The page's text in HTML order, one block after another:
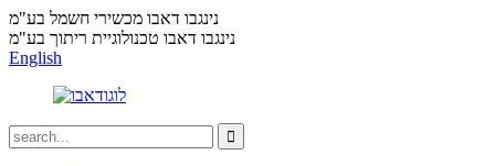
נינגבו דאבו מכשירי חשמל בע"מ
נינגבו דאבו טכנולוגיית ריתוך בע"מ
English